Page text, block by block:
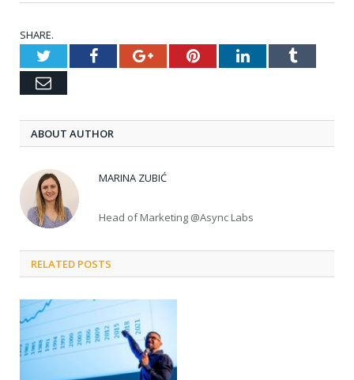
SHARE.
TwitterFacebookGoogle+PinterestLinkedInTumblr
Email
ABOUT AUTHOR
MARINA ZUBIĆ
Head of Marketing @Async Labs
RELATED POSTS